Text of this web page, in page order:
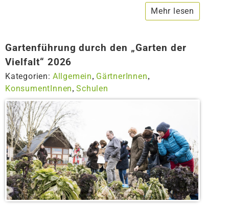
Mehr lesen
Gartenführung durch den „Garten der
Vielfalt“ 2026
Kategorien: Allgemein, GärtnerInnen,
KonsumentInnen,Schulen